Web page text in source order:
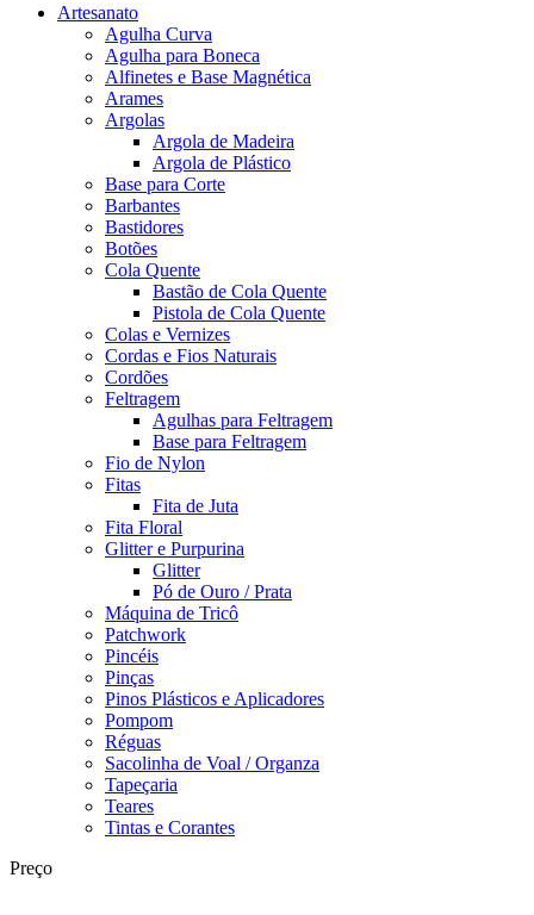
Artesanato
Agulha Curva
Agulha para Boneca
Alfinetes e Base Magnética
Arames
Argolas
Argola de Madeira
Argola de Plástico
Base para Corte
Barbantes
Bastidores
Botões
Cola Quente
Bastão de Cola Quente
Pistola de Cola Quente
Colas e Vernizes
Cordas e Fios Naturais
Cordões
Feltragem
Agulhas para Feltragem
Base para Feltragem
Fio de Nylon
Fitas
Fita de Juta
Fita Floral
Glitter e Purpurina
Glitter
Pó de Ouro / Prata
Máquina de Tricô
Patchwork
Pincéis
Pinças
Pinos Plásticos e Aplicadores
Pompom
Réguas
Sacolinha de Voal / Organza
Tapeçaria
Teares
Tintas e Corantes
Preço